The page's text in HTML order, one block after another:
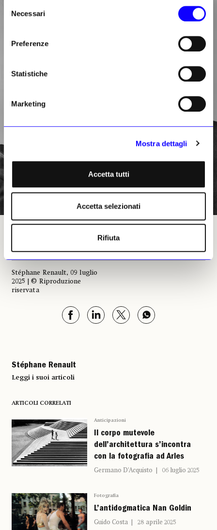
delNecessari
Preferenze
Statistiche
Marketing
Mostra dettagli
Accetta tutti
Accetta selezionati
Rifiuta
Stéphane Renault, 09 luglio
2025 | © Riproduzione
riservata
Stéphane Renault
Leggi i suoi articoli
ARTICOLI CORRELATI
Anticipazioni
Il corpo mutevole
dell’architettura s’incontra
con la fotografia ad Arles
Germano D’Acquisto 06 luglio 2025
Fotografia
L’antidogmatica Nan Goldin
Guido Costa 28 aprile 2025